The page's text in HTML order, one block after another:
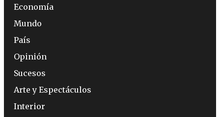
Economía
Mundo
País
Opinión
Sucesos
Arte y Espectáculos
Interior